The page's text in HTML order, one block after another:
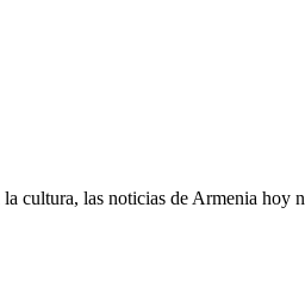
cultura, las noticias de Armenia hoy